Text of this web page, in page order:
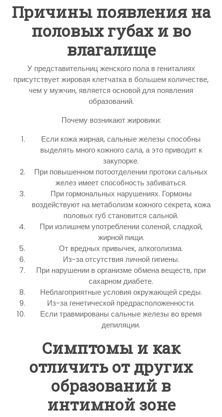
Причины появления на
половых губах и во
влагалище
У представительниц женского пола в гениталиях
присутствует жировая клетчатка в большем количестве,
чем у мужчин, является основой для появления
образований.
Почему возникают жировики:
Если кожа жирная, сальные железы способны
выделять много кожного сала, а это приводит к
закупорке.
При повышенном потоотделении протоки сальных
желез имеет способность забиваться.
При гормональных нарушениях. Гормоны
воздействуют на метаболизм кожного секрета, кожа
половых губ становится сальной.
При излишнем употреблении соленой, сладкой,
жирной пищи.
От вредных привычек, алкоголизма.
Из-за отсутствия личной гигиены.
При нарушении в организме обмена веществ, при
сахарном диабете.
Неблагоприятные условия окружающей среды.
Из-за генетической предрасположенности.
Если травмированы сальные железы во время
депиляции.
Симптомы и как
отличить от других
образований в
интимной зоне